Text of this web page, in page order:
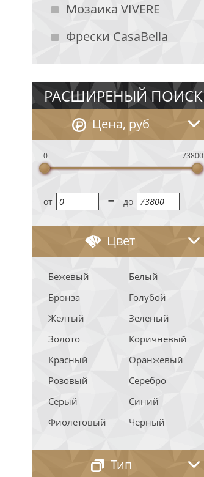
Мозаика VIVERE
Фрески CasaBella
РАСШИРЕНЫЙ ПОИСК
Цена, руб
0 73800
oт - до
Цвет
Бежевый
Белый
Бронза
Голубой
Жёлтый
Зеленый
Золото
Коричневый
Красный
Оранжевый
Розовый
Серебро
Серый
Синий
Фиолетовый
Черный
Тип